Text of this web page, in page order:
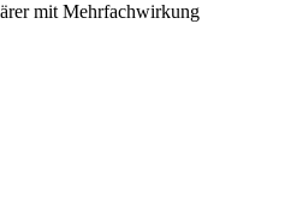
mit Mehrfachwirkung